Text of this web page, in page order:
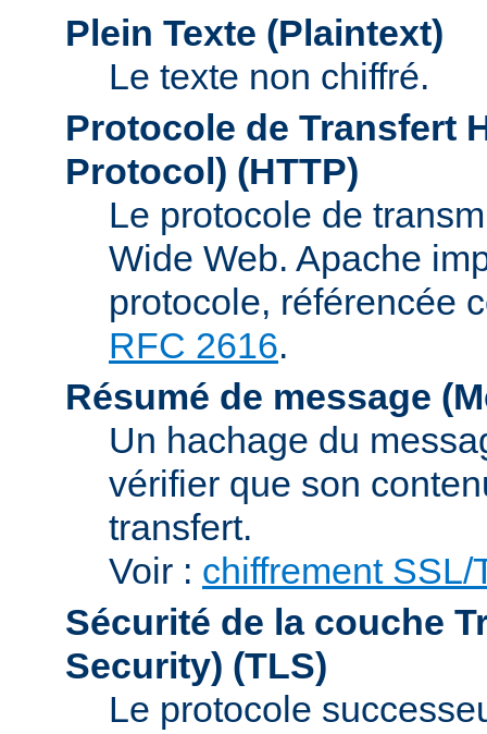
Plein Texte (Plaintext)
Le texte non chiffré.
Protocole de Transfert
Protocol) (HTTP)
Le protocole de
Wide Web. Apache
protocole, référencée
RFC 2616.
Résumé de message
Un hachage du
vérifier que son
transfert.
Voir : chiffrement SSL/
Sécurité de la couche
Security) (TLS)
Le protocole